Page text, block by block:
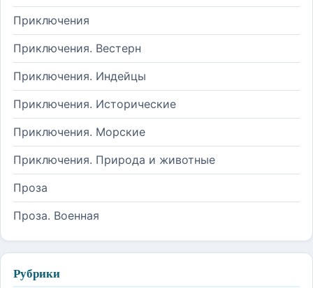
Приключения
Приключения. Вестерн
Приключения. Индейцы
Приключения. Исторические
Приключения. Морские
Приключения. Природа и животные
Проза
Проза. Военная
Рубрики